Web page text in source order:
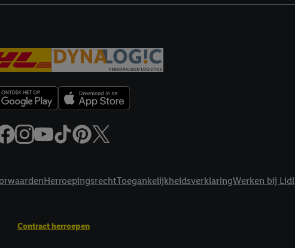
HerroepingsrechtToegankelijkheidsverklaringWerken bij Lidl
Contract herroepen